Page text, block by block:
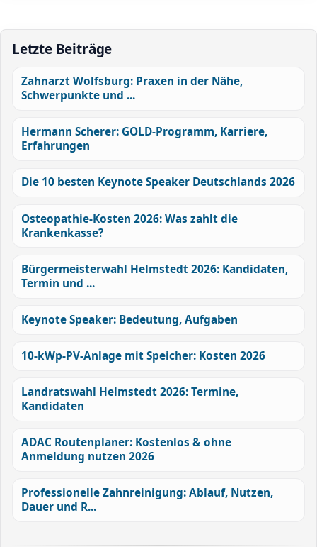
Letzte Beiträge
Zahnarzt Wolfsburg: Praxen in der Nähe,
Schwerpunkte und ...
Hermann Scherer: GOLD-Programm, Karriere,
Erfahrungen
Die 10 besten Keynote Speaker Deutschlands 2026
Osteopathie-Kosten 2026: Was zahlt die
Krankenkasse?
Bürgermeisterwahl Helmstedt 2026: Kandidaten,
Termin und ...
Keynote Speaker: Bedeutung, Aufgaben
10-kWp-PV-Anlage mit Speicher: Kosten 2026
Landratswahl Helmstedt 2026: Termine,
Kandidaten
ADAC Routenplaner: Kostenlos & ohne
Anmeldung nutzen 2026
Professionelle Zahnreinigung: Ablauf, Nutzen,
Dauer und R...